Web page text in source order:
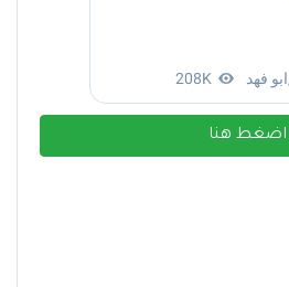
اضغط هنا